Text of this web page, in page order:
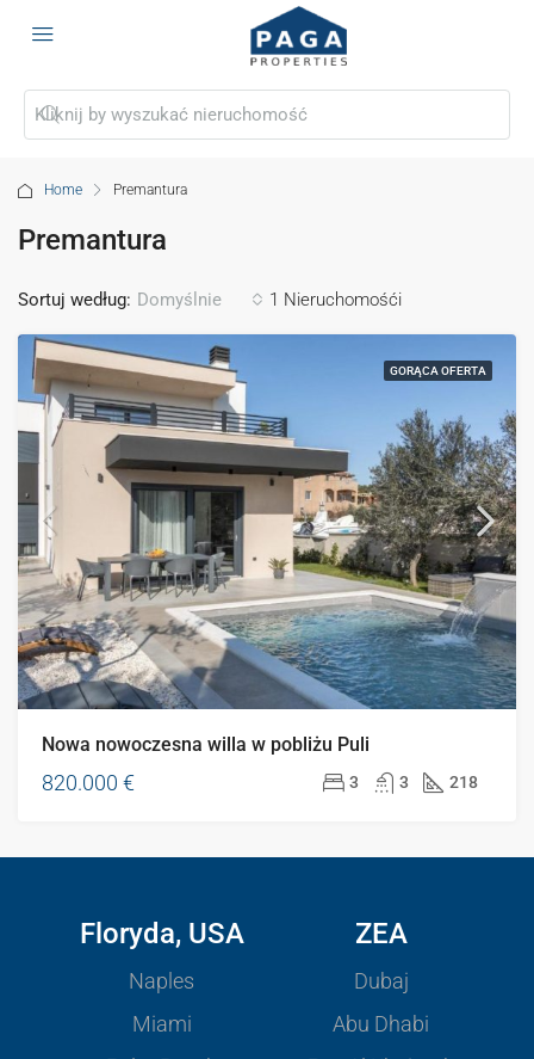
Home Premantura
Premantura
1 Nieruchomośći
Sortuj według: Domyślnie
GORĄCA OFERTA
Nowa nowoczesna willa w pobliżu Puli
820.000 € 3 3 218
Floryda, USA
Naples
Miami
ZEA
Dubaj
Abu Dhabi